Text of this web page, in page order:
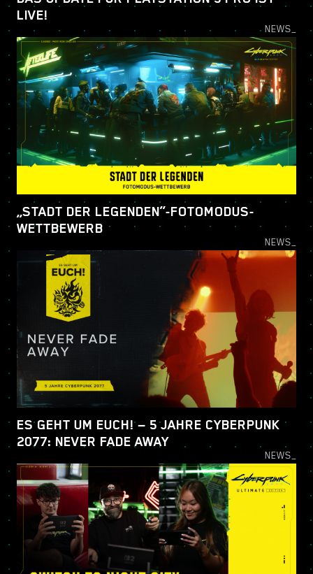
LIVE!
NEWS_
„STADT DER LEGENDEN“-FOTOMODUS-
WETTBEWERB
NEWS_
ES GEHT UM EUCH! — 5 JAHRE CYBERPUNK
2077: NEVER FADE AWAY
NEWS_